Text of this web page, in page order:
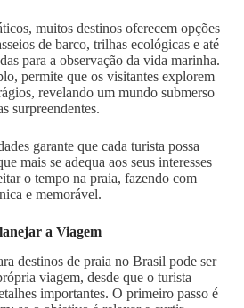
muitos destinos oferecem opções
de barco, trilhas ecológicas e até
para a observação da vida marinha.
permite que os visitantes explorem
revelando um mundo submerso
surpreendentes.
garante que cada turista possa
mais se adequa aos seus interesses
o tempo na praia, fazendo com
e memorável.
a Viagem
destinos de praia no Brasil pode ser
viagem, desde que o turista
importantes. O primeiro passo é